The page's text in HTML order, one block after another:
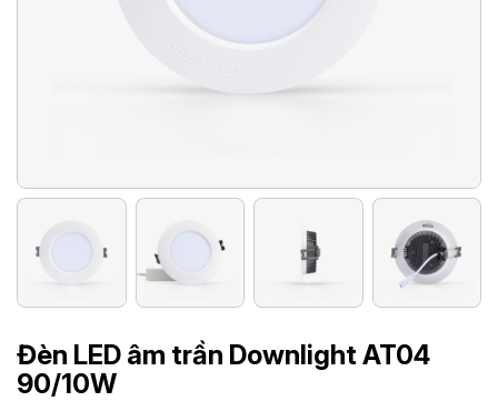
Đèn LED âm trần Downlight AT04
90/10W